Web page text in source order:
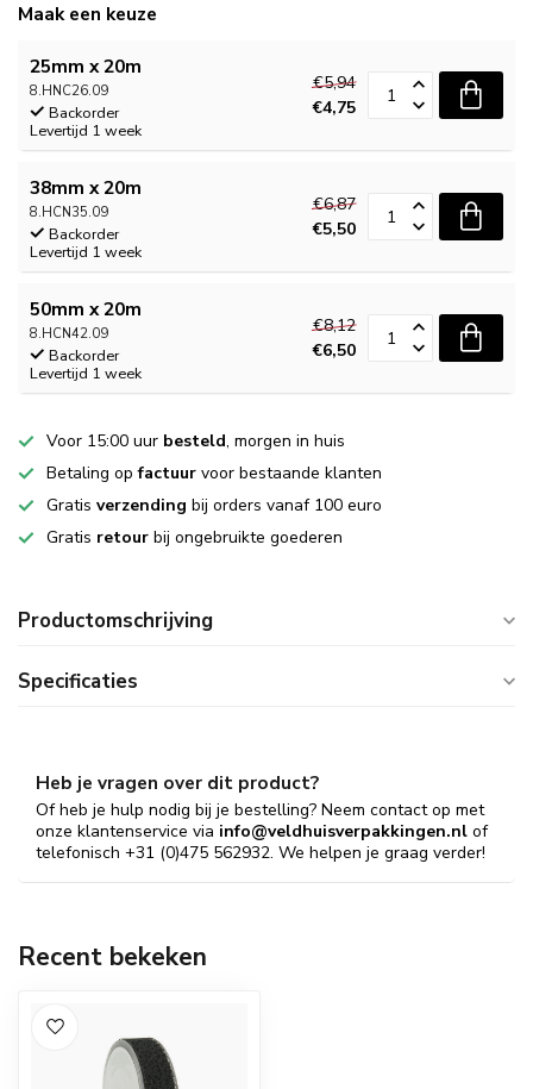
Maak een keuze
25mm x 20m
8.HNC26.09
Backorder
Levertijd 1 week
€5,94
€4,75
38mm x 20m
8.HCN35.09
Backorder
Levertijd 1 week
€6,87
€5,50
50mm x 20m
8.HCN42.09
Backorder
Levertijd 1 week
€8,12
€6,50
Voor 15:00 uur besteld, morgen in huis
Betaling opfactuur voor bestaande klanten
Gratis verzending bij orders vanaf 100 euro
Gratis retour bij ongebruikte goederen
Productomschrijving
Specificaties
Heb je vragen over dit product?
Of heb je hulp nodig bij je bestelling? Neem contact op met
onze klantenservice via info@veldhuisverpakkingen.nl of
telefonisch +31 (0)475 562932. We helpen je graag verder!
Recent bekeken